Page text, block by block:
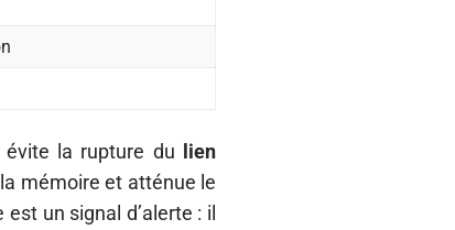
la rupture du
lien
mémoire et atténue le
un signal d’alerte : il